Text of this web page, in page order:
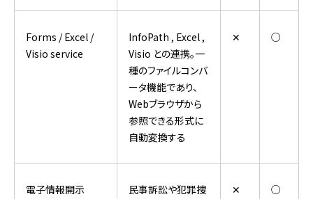
Forms / Excel /
Visio service
InfoPath , Excel ,
Visio との連携。一
種のファイルコンバ
ータ機能であり、
Webブラウザから
参照できる形式に
自動変換する
✕ ○
電子情報開示 民事訴訟や犯罪捜 ✕ ○